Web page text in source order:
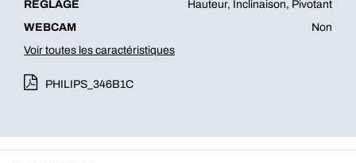
RÉGLAGE
Hauteur, Inclinaison, Pivotant
WEBCAM
Non
Voir toutes les caractéristiques
PHILIPS_346B1C